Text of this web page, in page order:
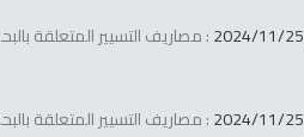
: مصاريف التسيير المتعلقة